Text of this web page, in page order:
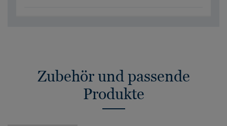
Zubehör und passende
Produkte